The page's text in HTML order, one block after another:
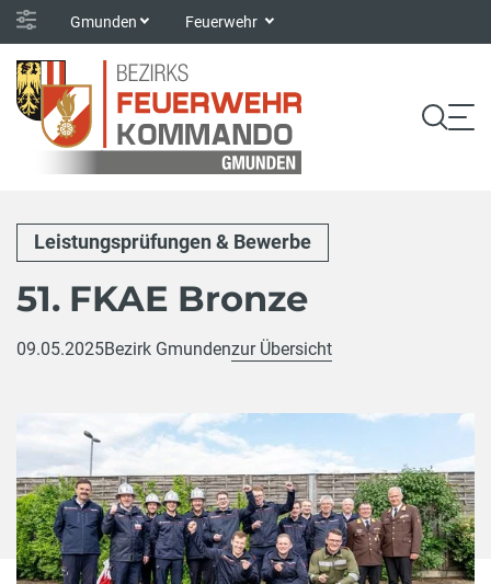
Gmunden Feuerwehr
Leistungsprüfungen & Bewerbe
51. FKAE Bronze
09.05.2025Bezirk Gmundenzur Übersicht